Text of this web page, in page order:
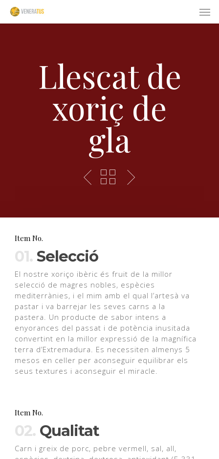
Skip
main
Llescat de
xoriç de
gla
Item No.
01. Selecció
El nostre xoriço ibèric és fruit de la millor
selecció de magres nobles, espècies
mediterrànies, i el mim amb el qual l’artesà va
pastar i va barrejar les seves carns a la
pastera. Un producte de sabor intens a
enyorances del passat i de potència inusitada
convertint en la millor expressió de la magnífica
terra d’Extremadura. Es necessiten almenys 5
mesos en celler per aconseguir equilibrar els
seus textures i aconseguir el miracle.
Item No.
02. Qualitat
Carn i greix de porc, pebre vermell, sal, all,